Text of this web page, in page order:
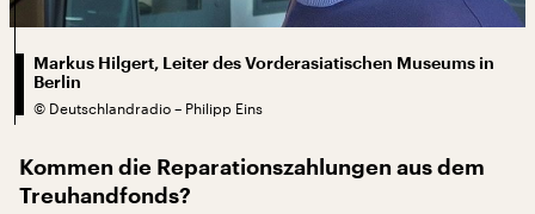
Markus Hilgert, Leiter des Vorderasiatischen Museums in
Berlin
© Deutschlandradio – Philipp Eins
Kommen die Reparationszahlungen aus dem
Treuhandfonds?